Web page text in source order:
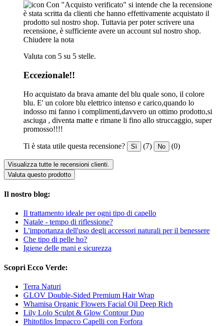
Con "Acquisto verificato" si intende che la recensione
è stata scritta da clienti che hanno effettivamente acquistato il
prodotto sul nostro shop. Tuttavia per poter scrivere una
recensione, è sufficiente avere un account sul nostro shop.
Chiudere la nota
Valuta con 5 su 5 stelle.
Eccezionale!!
Ho acquistato da brava amante del blu quale sono, il colore
blu. E' un colore blu elettrico intenso e carico,quando lo
indosso mi fanno i complimenti,davvero un ottimo prodotto,si
asciuga , diventa matte e rimane li fino allo struccaggio, super
promosso!!!!
Ti è stata utile questa recensione? Sì (7) No (0)
Visualizza tutte le recensioni clienti.
Valuta questo prodotto
Il nostro blog:
Il trattamento ideale per ogni tipo di capello
Natale - tempo di riflessione?
L'importanza dell'uso degli accessori naturali per il benessere
Che tipo di pelle ho?
Igiene delle mani e sicurezza
Scopri Ecco Verde:
Terra Naturi
GLOV Double-Sided Premium Hair Wrap
Whamisa Organic Flowers Facial Oil Deep Rich
Lily Lolo Sculpt & Glow Contour Duo
Phitofilos Impacco Capelli con Forfora